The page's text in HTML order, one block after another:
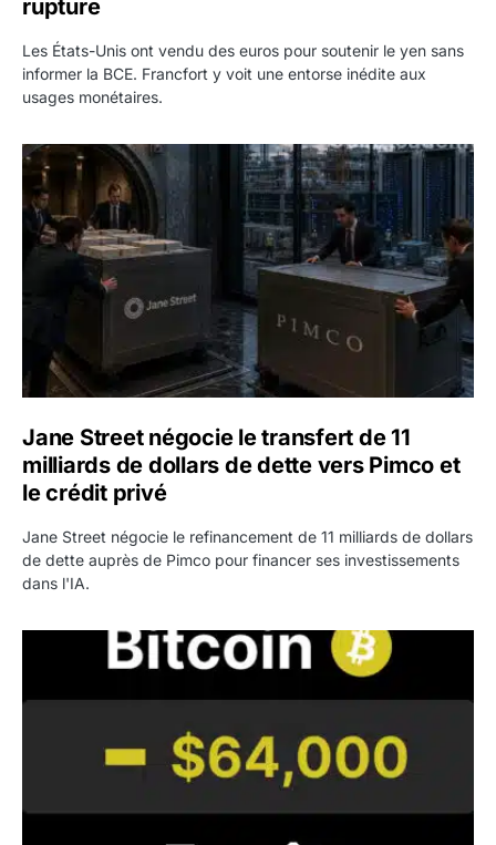
rupture
Les États-Unis ont vendu des euros pour soutenir le yen sans
informer la BCE. Francfort y voit une entorse inédite aux
usages monétaires.
Jane Street négocie le transfert de 11 milliards de
Jane Street négocie le transfert de 11
milliards de dollars de dette vers Pimco et
le crédit privé
Jane Street négocie le refinancement de 11 milliards de dollars
de dette auprès de Pimco pour financer ses investissements
dans l'IA.
Bitcoin stagne à 64 000 dollars pendant que les